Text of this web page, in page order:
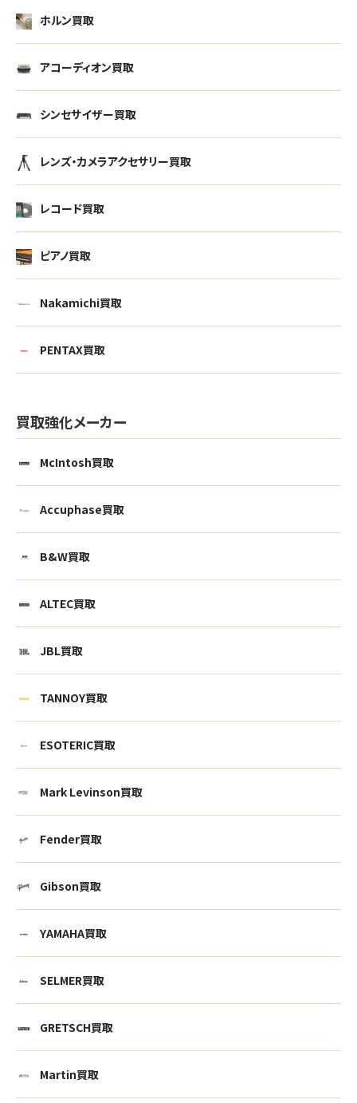
ホルン買取
アコーディオン買取
シンセサイザー買取
レンズ・カメラアクセサリー買取
レコード買取
ピアノ買取
Nakamichi買取
PENTAX買取
買取強化メーカー
McIntosh買取
Accuphase買取
B&W買取
ALTEC買取
JBL買取
TANNOY買取
ESOTERIC買取
Mark Levinson買取
Fender買取
Gibson買取
YAMAHA買取
SELMER買取
GRETSCH買取
Martin買取